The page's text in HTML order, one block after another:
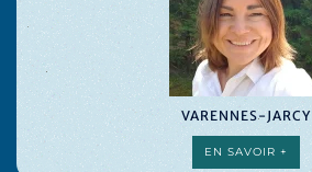
VARENNES-JARCY
EN SAVOIR +